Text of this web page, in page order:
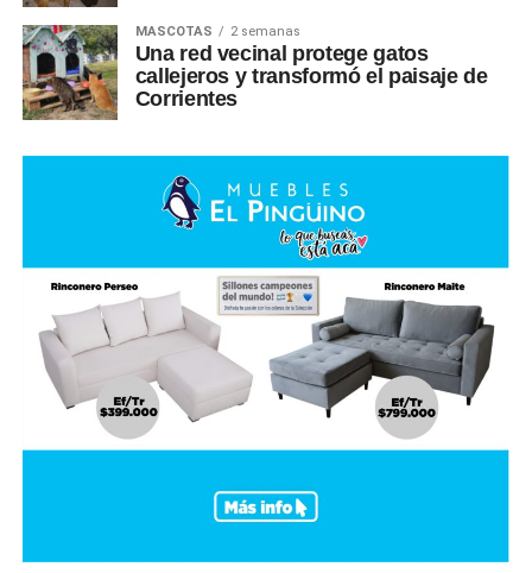
MASCOTAS 2 semanas
Una red vecinal protege gatos
callejeros y transformó el paisaje de
Corrientes